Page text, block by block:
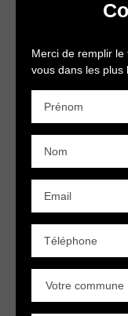
Merci de remplir
vous dans les plus
Prénom
Nom
Email
Téléphone
Votre commune